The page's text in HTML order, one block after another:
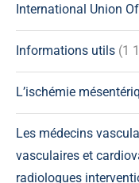
International Union
Informations utils (1
L’ischémie
Les médecins
vasculaires et
radiologues